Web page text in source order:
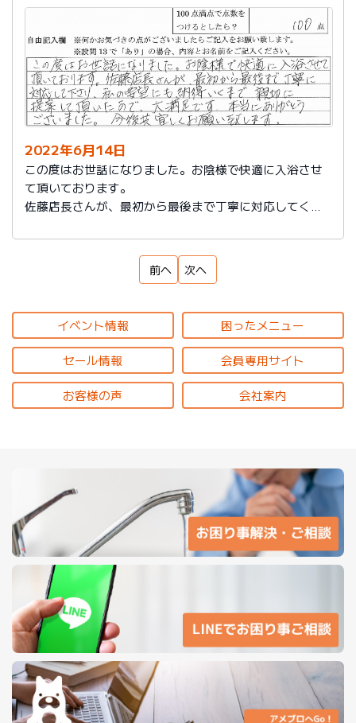
2022年6月14日
この度はお世話になりました。お陰様で快適に入浴させ
て頂いております。
佐藤店長さんが、最初から最後まで丁寧に対応してくだ
いたので、大満足です。
本当にありがとうございました。今後共宜しくお願い致
前へ 次へ
イベント情報 困ったメニュー
セール情報 会員専用サイト
お客様の声 会社案内